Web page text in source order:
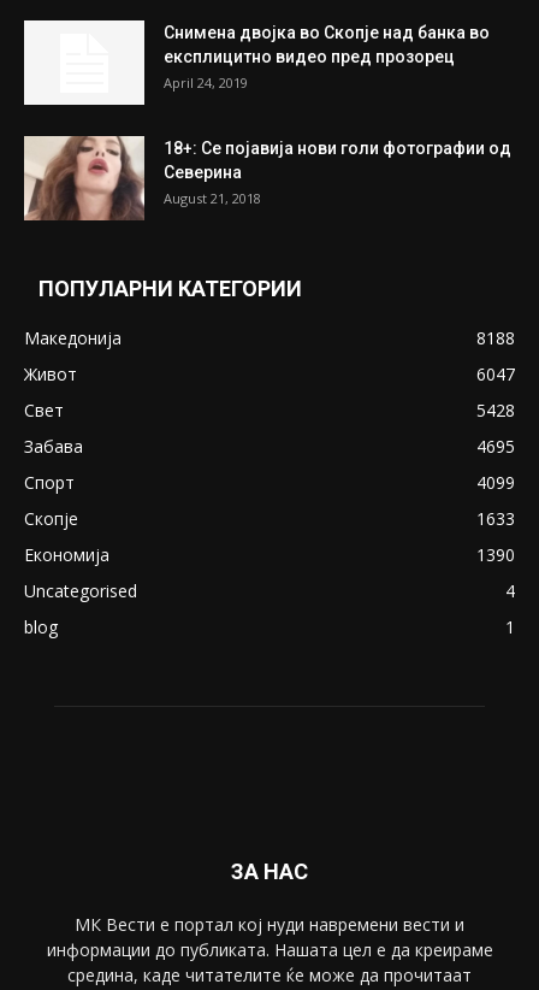
Снимена двојка во Скопје над банка во
експлицитно видео пред прозорец
April 24, 2019
18+: Се појавија нови голи фотографии од
Северина
August 21, 2018
ПОПУЛАРНИ КАТЕГОРИИ
Македонија
8188
Живот
6047
Свет
5428
Забава
4695
Спорт
4099
Скопје
1633
Економија
1390
Uncategorised
4
blog
1
ЗА НАС
МК Вести е портал коj нуди навремени вести и
информации до публиката. Нашата цел е да креираме
средина, каде читателите ќе може да прочитаат